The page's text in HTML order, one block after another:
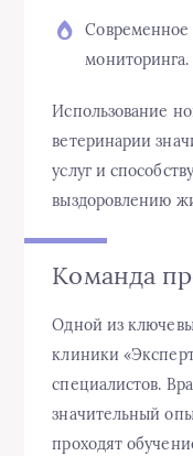
Современное
мониторинга.
Использование
ветеринарии
услуг и
выздоровлению
Команда
Одной из
клиники
специалистов.
значительный
проходят